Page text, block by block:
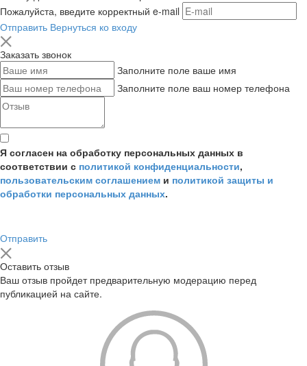
Пожалуйста, введите корректный e-mail
Отправить Вернуться ко входу
Заказать звонок
Заполните поле ваше имя
Заполните поле ваш номер телефона
Я согласен на обработку персональных данных в
соответствии с политикой конфиденциальности,
пользовательским соглашением и политикой защиты и
обработки персональных данных.
Отправить
Оставить отзыв
Ваш отзыв пройдет предварительную модерацию перед
публикацией на сайте.